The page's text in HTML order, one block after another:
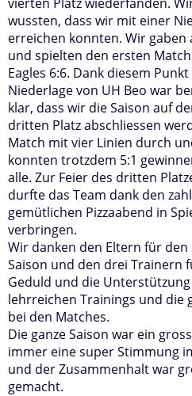
wussten, dass wir mit einer
erreichen konnten. Wir gaben
und spielten den ersten
Eagles 6:6. Dank diesem
Niederlage von UH Beo war
klar, dass wir die Saison auf
dritten Platz abschliessen
Match mit vier Linien durch
konnten trotzdem 5:1
alle. Zur Feier des dritten
durfte das Team dank den
gemütlichen Pizzaabend in
verbringen.
Wir danken den Eltern für
Saison und den drei Trainern
Geduld und die
lehrreichen Trainings und die
bei den Matches.
Die ganze Saison war ein
immer eine super Stimmung
und der Zusammenhalt war
gemacht.